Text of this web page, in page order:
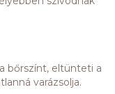
bőrszínt, eltünteti a
varázsolja.